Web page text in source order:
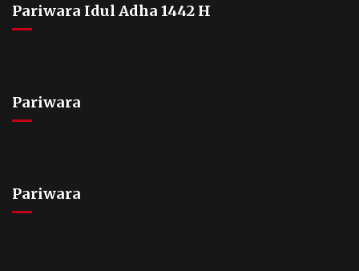
Pariwara Idul Adha 1442 H
Pariwara
Pariwara